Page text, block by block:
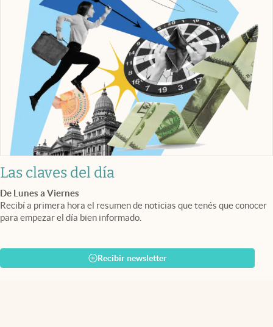
Las claves del día
De Lunes a Viernes
Recibí a primera hora el resumen de noticias que tenés que conocer
para empezar el día bien informado.
Recibir newsletter